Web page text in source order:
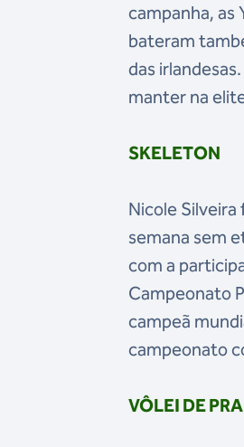
campanha, as
bateram
das
manter na
SKELETON
Nicole
semana sem
com a
Campeonato
campeã
campeonato
VÔLEI DE